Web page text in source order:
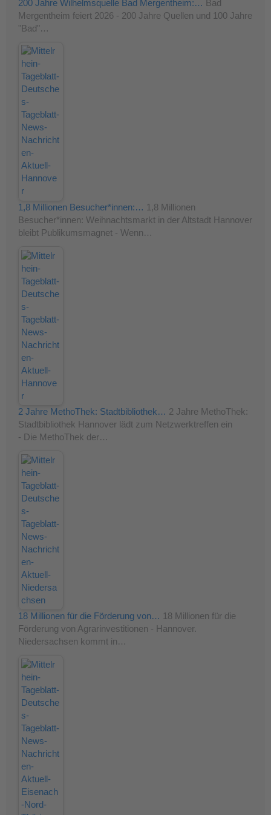
200 Jahre Wilhelmsquelle Bad Mergentheim:… Bad
Mergentheim feiert 2026 - 200 Jahre Quellen und 100 Jahre
"Bad"…
1,8 Millionen Besucher*innen:… 1,8 Millionen
Besucher*innen: Weihnachtsmarkt in der Altstadt Hannover
bleibt Publikumsmagnet - Wenn…
2 Jahre MethoThek: Stadtbibliothek… 2 Jahre MethoThek:
Stadtbibliothek Hannover lädt zum Netzwerktreffen ein
- Die MethoThek der…
18 Millionen für die Förderung von… 18 Millionen für die
Förderung von Agrarinvestitionen - Hannover.
Niedersachsen kommt in…